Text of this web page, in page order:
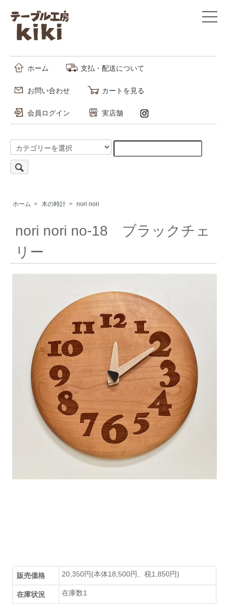
ホーム 支払・配送について
お問い合わせ カートを見る
会員ログイン 実店舗
ホーム > 木の時計 > nori nori
nori nori no-18 ブラックチェ
リー
販売価格 20,350円(本体18,500円、税1,850円)
在庫状況 在庫数1